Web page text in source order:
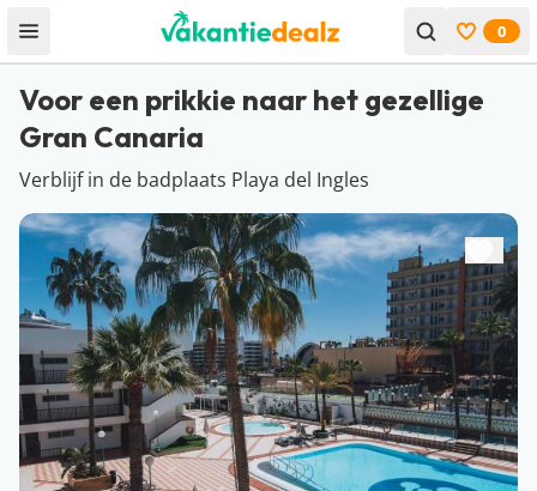
Open menu Bekijk
0
Voor een prikkie naar het gezellige
Gran Canaria
Verblijf in de badplaats Playa del Ingles